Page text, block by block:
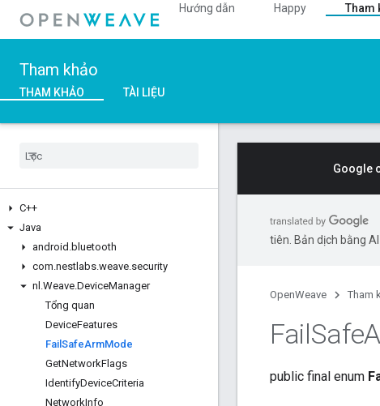
Hướng dẫn Happy Tham
Tham khảo
THAM KHẢO TÀI LIỆU
C++
Java
android .bluetooth
com.nestlabs.weave.security
nl .Weave.DeviceManager
Tổng quan
DeviceFeatures
Fail SafeArmMode
GetNetworkFlags
IdentifyDeviceCriteria
NetworkInfo
Google
tiên. Bản dịch bằng AI
OpenWeave Tham
FailSafe
public final enum